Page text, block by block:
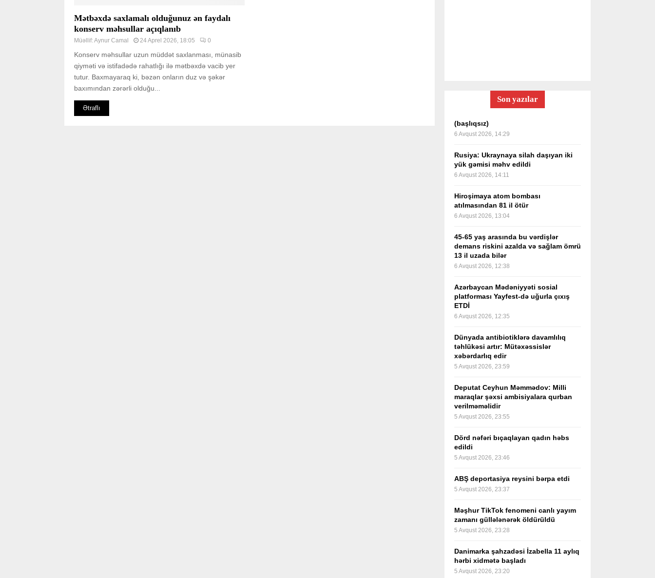
Mətbəxdə saxlamalı olduğunuz ən faydalı
konserv məhsullar açıqlanıb
Müəllif:Aynur Camal 24 Aprel 2026, 18:05 0
Konserv məhsullar uzun müddət saxlanması, münasib
qiyməti və istifadədə rahatlığı ilə mətbəxdə vacib yer
tutur. Baxmayaraq ki, bəzən onların duz və şəkər
baxımından zərərli olduğu...
Ətraflı
Son yazılar
(başlıqsız)
6 Avqust 2026, 14:29
Rusiya: Ukraynaya silah daşıyan iki
yük gəmisi məhv edildi
6 Avqust 2026, 14:11
Hiroşimaya atom bombası
atılmasından 81 il ötür
6 Avqust 2026, 13:04
45-65 yaş arasında bu vərdişlər
demans riskini azalda və sağlam ömrü
13 il uzada bilər
6 Avqust 2026, 12:38
Azərbaycan Mədəniyyəti sosial
platforması Yayfest-də uğurla çıxış
ETDİ
6 Avqust 2026, 12:35
Dünyada antibiotiklərə davamlılıq
təhlükəsi artır: Mütəxəssislər
xəbərdarlıq edir
5 Avqust 2026, 23:59
Deputat Ceyhun Məmmədov: Milli
maraqlar şəxsi ambisiyalara qurban
verilməməlidir
5 Avqust 2026, 23:55
Dörd nəfəri bıçaqlayan qadın həbs
edildi
5 Avqust 2026, 23:46
ABŞ deportasiya reysini bərpa etdi
5 Avqust 2026, 23:37
Məşhur TikTok fenomeni canlı yayım
zamanı güllələnərək öldürüldü
5 Avqust 2026, 23:28
Danimarka şahzadəsi İzabella 11 aylıq
hərbi xidmətə başladı
5 Avqust 2026, 23:20